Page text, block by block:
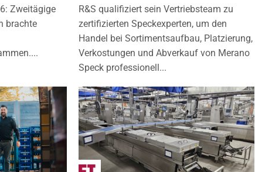
Zweitägige
brachte
R&S qualifiziert sein Vertriebsteam zu
zertifizierten Speckexperten, um den
Handel bei Sortimentsaufbau, Platzierung,
Verkostungen und Abverkauf von Merano
Speck professionell...